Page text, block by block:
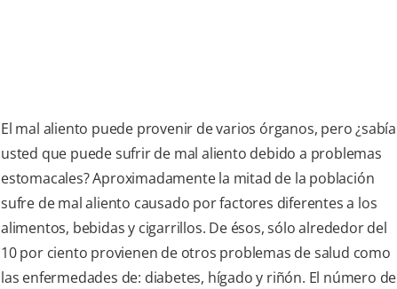
El mal aliento puede provenir de varios órganos, pero ¿sabía
usted que puede sufrir de mal aliento debido a problemas
estomacales? Aproximadamente la mitad de la población
sufre de mal aliento causado por factores diferentes a los
alimentos, bebidas y cigarrillos. De ésos, sólo alrededor del
10 por ciento provienen de otros problemas de salud como
las enfermedades de: diabetes, hígado y riñón. El número de